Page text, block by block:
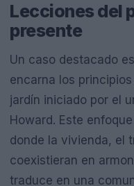
Lecciones del
presente
Un caso destacado
encarna los
jardín iniciado por el
Howard. Este
donde la vivienda, el
coexistieran en
traduce en una